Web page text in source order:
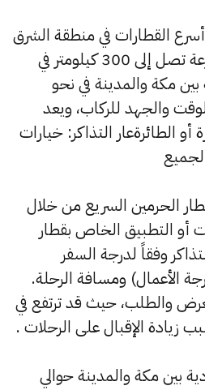
القطارات في منطقة الشرق
الأوسط، حيث يعمل بسرعة تصل إلى 300 كيلومتر في
مكة والمدينة في نحو
والجهد للركاب، ويعد
أو الطائرةعار التذاكر: خيارات
الحرمين السريع من خلال
أو التطبيق الخاص بقطار
وفقاً لدرجة السفر
الأعمال) ومسافة الرحلة.
والطلب، حيث قد ترتفع في
زيادة الإقبال على الرحلات .
بين مكة والمدينة حوالي